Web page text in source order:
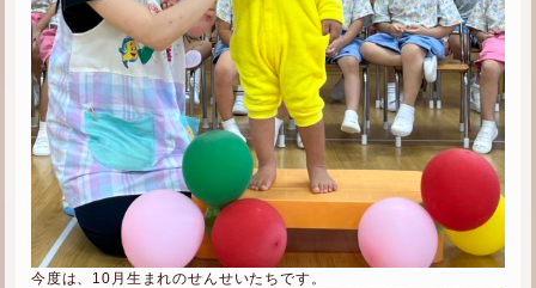
今度は、10月生まれのせんせいたちです。